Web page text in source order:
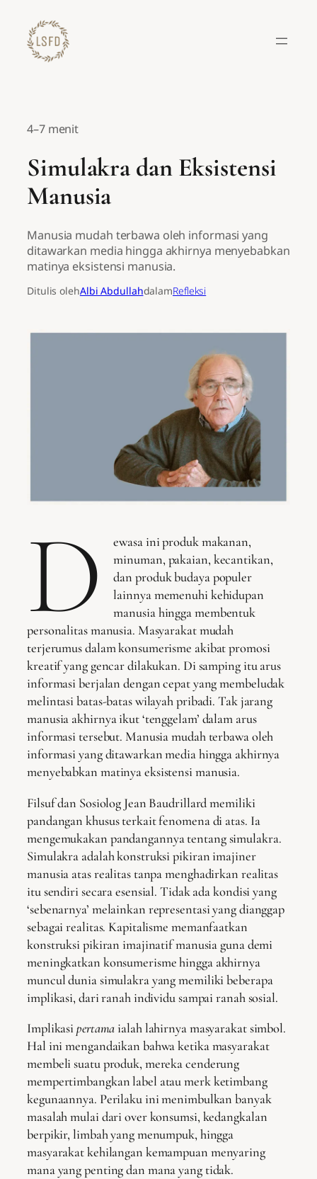
konten
4–7 menit
Simulakra dan Eksistensi
Manusia
Manusia mudah terbawa oleh informasi yang
ditawarkan media hingga akhirnya menyebabkan
matinya eksistensi manusia.
Ditulis olehAlbi AbdullahdalamRefleksi
D
ewasa ini produk makanan,
minuman, pakaian, kecantikan,
dan produk budaya populer
lainnya memenuhi kehidupan
manusia hingga membentuk
personalitas manusia. Masyarakat mudah
terjerumus dalam konsumerisme akibat promosi
kreatif yang gencar dilakukan. Di samping itu arus
informasi berjalan dengan cepat yang membeludak
melintasi batas-batas wilayah pribadi. Tak jarang
manusia akhirnya ikut ‘tenggelam’ dalam arus
informasi tersebut. Manusia mudah terbawa oleh
informasi yang ditawarkan media hingga akhirnya
menyebabkan matinya eksistensi manusia.
Filsuf dan Sosiolog Jean Baudrillard memiliki
pandangan khusus terkait fenomena di atas. Ia
mengemukakan pandangannya tentang simulakra.
Simulakra adalah konstruksi pikiran imajiner
manusia atas realitas tanpa menghadirkan realitas
itu sendiri secara esensial. Tidak ada kondisi yang
‘sebenarnya’ melainkan representasi yang dianggap
sebagai realitas. Kapitalisme memanfaatkan
konstruksi pikiran imajinatif manusia guna demi
meningkatkan konsumerisme hingga akhirnya
muncul dunia simulakra yang memiliki beberapa
implikasi, dari ranah individu sampai ranah sosial.
Implikasi pertamaialah lahirnya masyarakat simbol.
Hal ini mengandaikan bahwa ketika masyarakat
membeli suatu produk, mereka cenderung
mempertimbangkan label atau merk ketimbang
kegunaannya. Perilaku ini menimbulkan banyak
masalah mulai dari over konsumsi, kedangkalan
berpikir, limbah yang menumpuk, hingga
masyarakat kehilangan kemampuan menyaring
mana yang penting dan mana yang tidak.